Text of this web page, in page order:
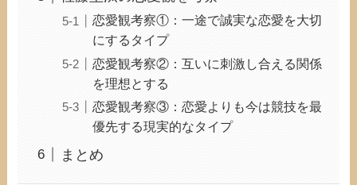
恋愛観考察①：一途で誠実な恋愛を大切
にするタイプ
恋愛観考察②：互いに刺激し合える関係
を理想とする
恋愛観考察③：恋愛よりも今は競技を最
優先する現実的なタイプ
まとめ